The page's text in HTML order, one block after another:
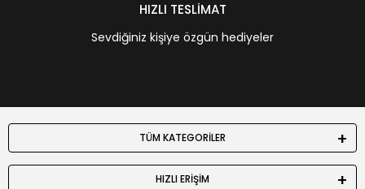
HIZLI TESLİMAT
Sevdiğiniz kişiye özgün hediyeler
TÜM KATEGORİLER
HIZLI ERİŞİM